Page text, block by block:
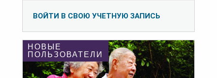
ВОЙТИ В СВОЮ УЧЕТНУЮ ЗАПИСЬ
НОВЫЕ
ПОЛЬЗОВАТЕЛИ